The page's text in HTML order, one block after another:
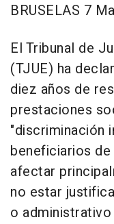
BRUSELAS 7
El Tribunal de
(TJUE) ha
diez años de
prestaciones
"discriminación
beneficiarios
afectar
no estar
o administrativo